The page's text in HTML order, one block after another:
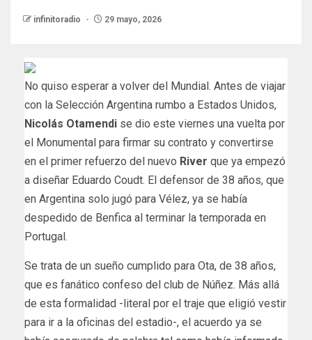
infinitoradio 29 mayo, 2026
No quiso esperar a volver del Mundial. Antes de viajar
con la Selección Argentina rumbo a Estados Unidos,
Nicolás Otamendi se dio este viernes una vuelta por
el Monumental para firmar su contrato y convertirse
en el primer refuerzo del nuevo River que ya empezó
a diseñar Eduardo Coudt. El defensor de 38 años, que
en Argentina solo jugó para Vélez, ya se había
despedido de Benfica al terminar la temporada en
Portugal.
Se trata de un sueño cumplido para Ota, de 38 años,
que es fanático confeso del club de Núñez. Más allá
de esta formalidad -literal por el traje que eligió vestir
para ir a la oficinas del estadio-, el acuerdo ya se